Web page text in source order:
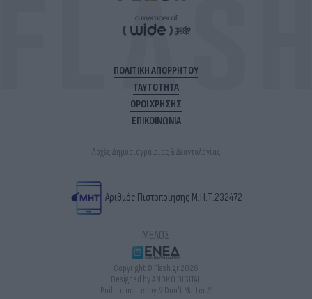
ΠΟΛΙΤΙΚΗ ΑΠΟΡΡΗΤΟΥ
ΤΑΥΤΟΤΗΤΑ
ΟΡΟΙ ΧΡΗΣΗΣ
ΕΠΙΚΟΙΝΩΝΙΑ
Αρχές Δημοσιογραφίας & Δεοντολογίας
Αριθμός Πιστοποίησης Μ.Η.Τ.232472
ΜΕΛΟΣ
Copyright © Flash.gr 2026
Designed by ANDKO DIGITAL
Built to matter by // Don't Matter //